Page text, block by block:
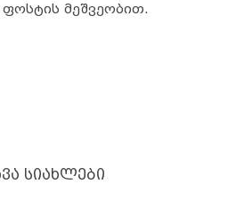
მეშვეობით.
ᲡᲘᲐᲮᲚᲔᲑᲘ